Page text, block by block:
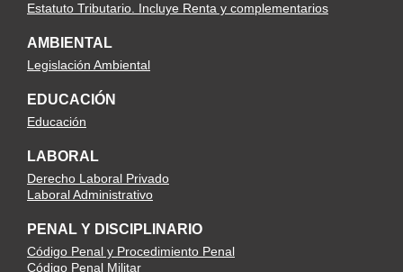
Estatuto Tributario. Incluye Renta y complementarios
AMBIENTAL
Legislación Ambiental
EDUCACIÓN
Educación
LABORAL
Derecho Laboral Privado
Laboral Administrativo
PENAL Y DISCIPLINARIO
Código Penal y Procedimiento Penal
Código Penal Militar